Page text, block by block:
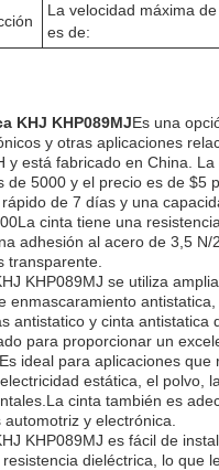
La velocidad máxima
es de:
KHJ KHP089MJEs una
y otras aplicaciones
y está fabricado en China. La
de 5000 y el precio es de $5
de 7 días y una
cinta tiene una
adhesión al acero de 3,5 N/
transparente.
KHP089MJ se utiliza
enmascaramiento antistatica,
antistatico y cinta antistatica
para proporcionar un
ideal para aplicaciones que
estática, el polvo,
cinta también es
y electrónica.
KHP089MJ es fácil de
dieléctrica, lo que